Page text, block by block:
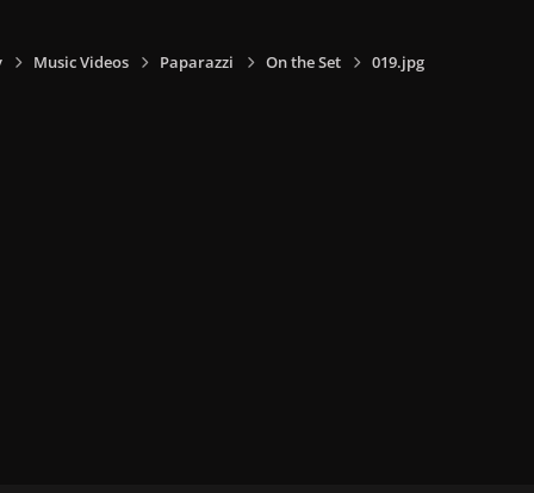
Music Videos Paparazzi On the Set 019.jpg